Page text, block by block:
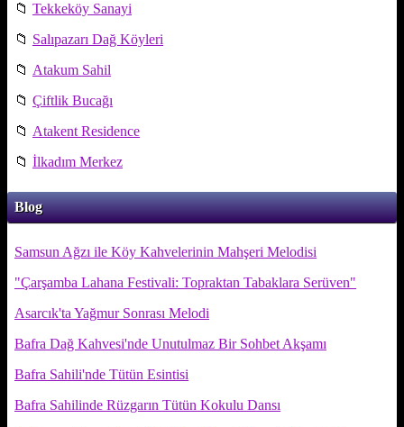
📁 Tekkeköy Sanayi
📁 Salıpazarı Dağ Köyleri
📁 Atakum Sahil
📁 Çiftlik Bucağı
📁 Atakent Residence
📁 İlkadım Merkez
Blog
Samsun Ağzı ile Köy Kahvelerinin Mahşeri Melodisi
"Çarşamba Lahana Festivali: Topraktan Tabaklara Serüven"
Asarcık'ta Yağmur Sonrası Melodi
Bafra Dağ Kahvesi'nde Unutulmaz Bir Sohbet Akşamı
Bafra Sahili'nde Tütün Esintisi
Bafra Sahilinde Rüzgarın Tütün Kokulu Dansı